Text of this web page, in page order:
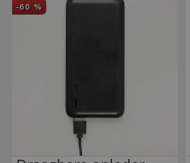
-60 %